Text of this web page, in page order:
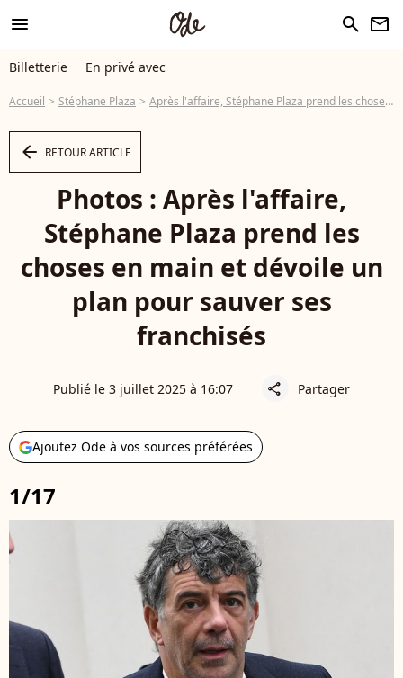
menu search newsletter
Billetterie En privé avec
Accueil Stéphane Plaza Après l'affaire, Stéphane Plaza prend les choses en main et dévoile un plan pour sauver ses franchisés
arrow_left RETOUR ARTICLE
Photos : Après l'affaire,
Stéphane Plaza prend les
choses en main et dévoile un
plan pour sauver ses
franchisés
Publié le 3 juillet 2025 à 16:07 share Partager
Ajoutez Ode à vos sources préférées
1/17